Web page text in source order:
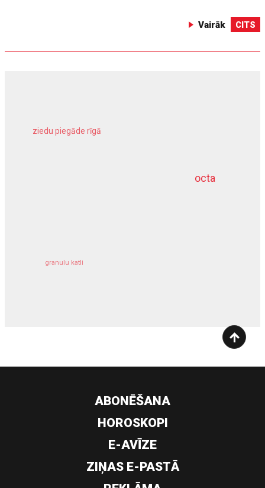
Vairāk CITS
octa
ziedu piegāde rīgā
granulu katli
dziļurbums
ABONĒŠANA
HOROSKOPI
E-AVĪZE
ZIŅAS E-PASTĀ